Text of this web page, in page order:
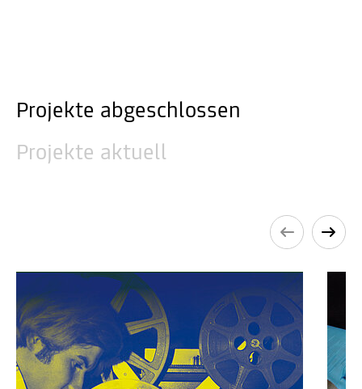
Projekte abgeschlossen
Projekte aktuell